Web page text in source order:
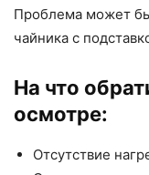
Проблема может
чайника с
На что
осмотре:
Отсутствие